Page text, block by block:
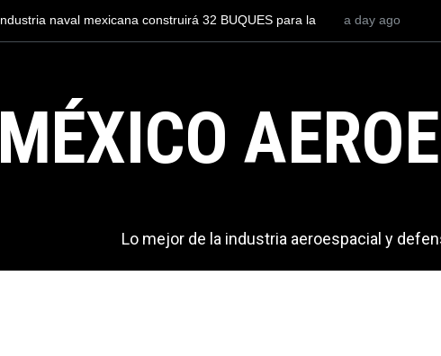
Entrenar a un piloto para volar los nuevos C-130J mexicanos
del
a day ago
MÉXICO
Lo mejor de la industria aeroespacial y